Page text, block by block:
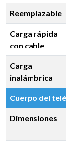
Reemplazable
Carga rápida
con cable
Carga
inalámbrica
Cuerpo del
Dimensiones